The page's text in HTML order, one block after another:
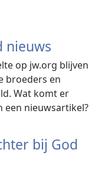
nieuws
op jw.org blijven
broeders en
Wat komt er
een nieuwsartikel?
bij God